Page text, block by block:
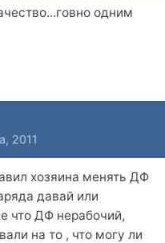
одним
2011
хозяина менять ДФ
давай или
что ДФ нерабочий,
на то , что могу ли